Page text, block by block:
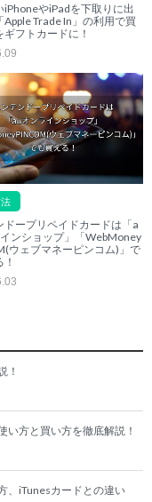
iPhoneやiPadを下取りに出
Apple Trade In」の利用で買
ギフトカードに！
ドープリペイドカードは「a
ンショップ」「WebMoney
ウェブマネーピンコム)」で
！
方と買い方を徹底解説！
、iTunesカードとの違い